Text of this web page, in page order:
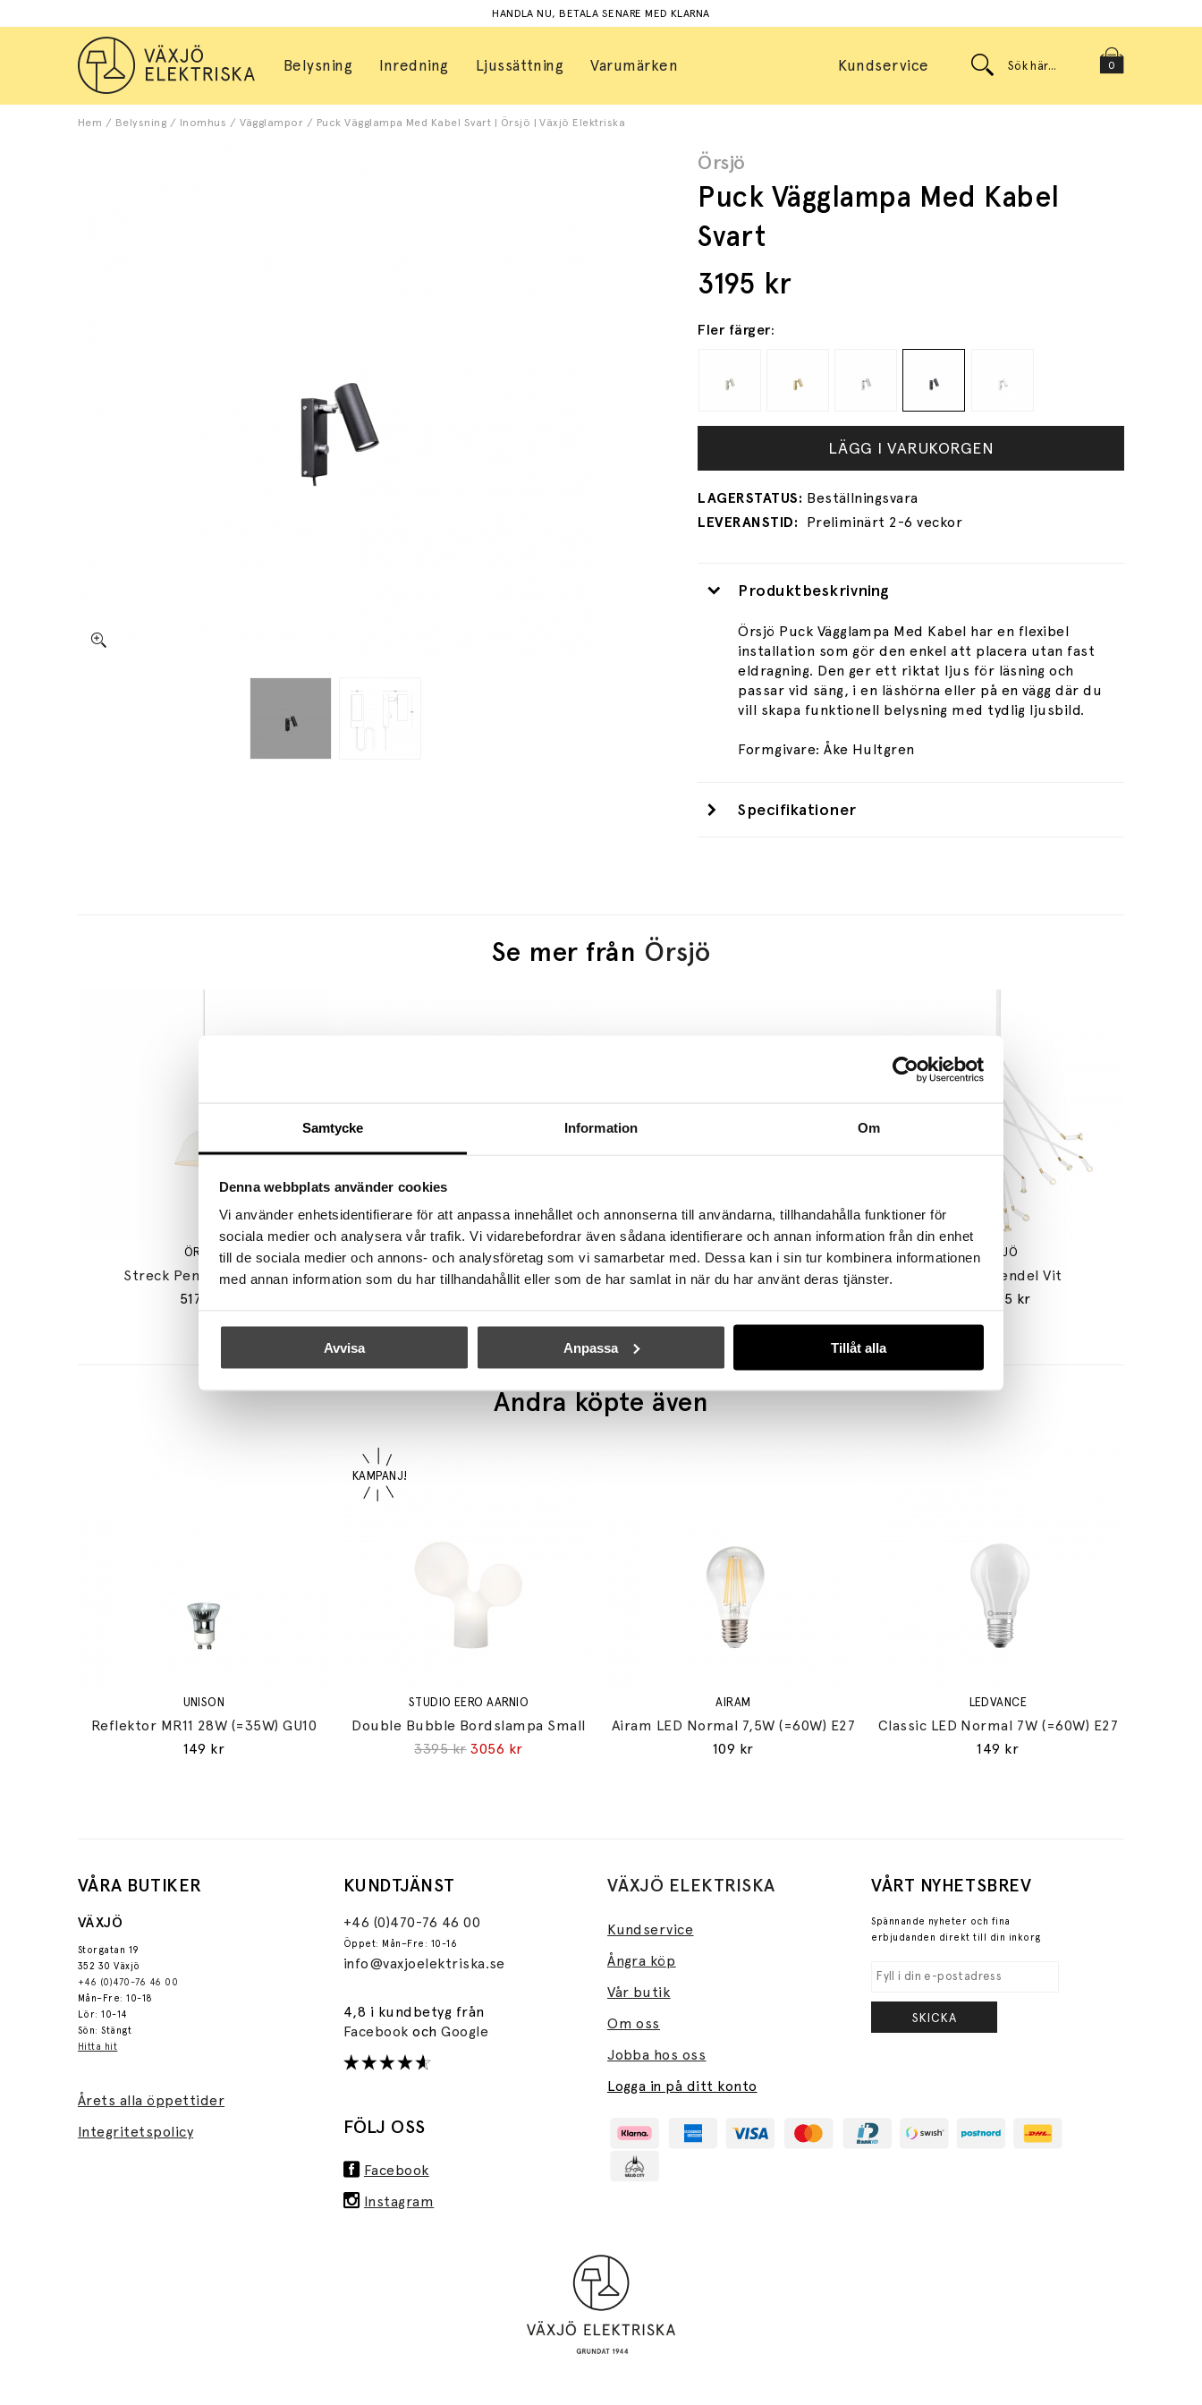
Samtycke Information Om
Denna webbplats använder cookies
Vi använder enhetsidentifierare för att anpassa innehållet och annonserna till användarna, tillhandahålla funktioner för
sociala medier och analysera vår trafik. Vi vidarebefordrar även sådana identifierare och annan information från din enhet
till de sociala medier och annons- och analysföretag som vi samarbetar med. Dessa kan i sin tur kombinera informationen
med annan information som du har tillhandahållit eller som de har samlat in när du har använt deras tjänster.
Avvisa Anpassa Tillåt alla
HANDLA NU, BETALA SENARE MED KLARNA
Belysning Inredning Ljussättning Varumärken 0
Kundservice
Hem / Belysning / Inomhus / Vägglampor / Puck Vägglampa Med Kabel Svart | Örsjö | Växjö Elektriska
Örsjö
Puck Vägglampa Med Kabel
Svart
3195 kr
Fler färger:
LÄGG I VARUKORGEN
Preliminärt 2-6 veckor
Produktbeskrivning
Örsjö Puck Vägglampa Med Kabel har en flexibel
installation som gör den enkel att placera utan fast
eldragning. Den ger ett riktat ljus för läsning och
passar vid säng, i en läshörna eller på en vägg där du
vill skapa funktionell belysning med tydlig ljusbild.
Formgivare: Åke Hultgren
Specifikationer
Se mer från Örsjö
ÖRSJÖ
Streck Pendel Liten Vit
5175 kr
ÖRSJÖ
Star 1 Tak/Vägg Platta Fast Montage Svart
ÖRSJÖ
Vinge LED Bordslampa Svart
ÖRSJÖ
Kvist 16 Pendel Vit
126755 kr
Andra köpte även
UNISON
Reflektor MR11 28W (=35W) GU10
149 kr
STUDIO EERO AARNIO
Double Bubble Bordslampa Small
3395 kr 3056 kr
AIRAM
Airam LED Normal 7,5W (=60W) E27
109 kr
LEDVANCE
Classic LED Normal 7W (=60W) E27
149 kr
VÅRA BUTIKER
VÄXJÖ
Storgatan 19
352 30 Växjö
+46 (0)470-76 46 00
Mån–Fre: 10-18
Lör: 10-14
Sön: Stängt
Hitta hit
Årets alla öppettider
Integritetspolicy
KUNDTJÄNST
+46 (0)470-76 46 00
Öppet: Mån–Fre: 10-16
info@vaxjoelektriska.se
4,8 i kundbetyg från
FacebookochGoogle
VÄXJÖ ELEKTRISKA
Kundservice
Ångra köp
Vår butik
Om oss
Jobba hos oss
Logga in på ditt konto
VÅRT NYHETSBREV
Spännande nyheter och fina
erbjudanden direkt till din inkorg
SKICKA
FÖLJ OSS
Facebook
Instagram